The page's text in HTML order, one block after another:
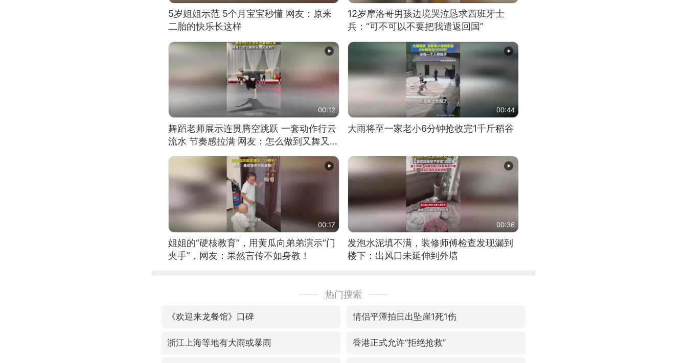
5岁姐姐示范 5个月宝宝秒懂 网友：原来
二胎的快乐长这样
12岁摩洛哥男孩边境哭泣恳求西班牙士
兵：“可不可以不要把我遣返回国”
00:12
舞蹈老师展示连贯腾空跳跃 一套动作行云
流水 节奏感拉满 网友：怎么做到又舞又武
的？
00:44
大雨将至一家老小6分钟抢收完1千斤稻谷
00:17
姐姐的“硬核教育”，用黄瓜向弟弟演示“门
夹手”，网友：果然言传不如身教！
00:36
发泡水泥填不满，装修师傅检查发现漏到
楼下：出风口未延伸到外墙
热门搜索
《欢迎来龙餐馆》口碑 情侣平潭拍日出坠崖1死1伤
浙江上海等地有大雨或暴雨 香港正式允许“拒绝抢救”